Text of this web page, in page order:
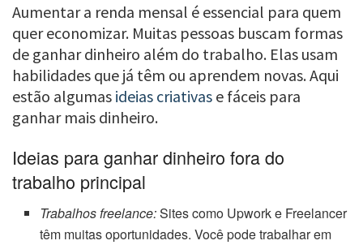
Aumentar a renda mensal é essencial para quem
quer economizar. Muitas pessoas buscam formas
de ganhar dinheiro além do trabalho. Elas usam
habilidades que já têm ou aprendem novas. Aqui
estão algumas ideias criativas e fáceis para
ganhar mais dinheiro.
Ideias para ganhar dinheiro fora do
trabalho principal
Trabalhos freelance:Sites como Upwork e Freelancer
têm muitas oportunidades. Você pode trabalhar em